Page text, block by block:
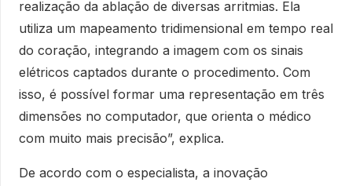
realização da ablação de diversas arritmias. Ela
utiliza um mapeamento tridimensional em tempo real
do coração, integrando a imagem com os sinais
elétricos captados durante o procedimento. Com
isso, é possível formar uma representação em três
dimensões no computador, que orienta o médico
com muito mais precisão”, explica.
De acordo com o especialista, a inovação